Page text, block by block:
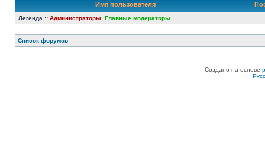
Имя пользователя
Легенда :: Администраторы Главные модераторы
Список форумов
Создано на основе